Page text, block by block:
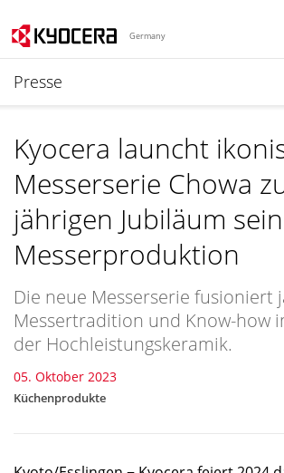
Germany
Presse
Kyocera launcht
Messerserie Chowa
jährigen Jubiläum
Messerproduktion
Die neue Messerserie fusioniert
Messertradition und Know-how
der Hochleistungskeramik.
05. Oktober 2023
Küchenprodukte